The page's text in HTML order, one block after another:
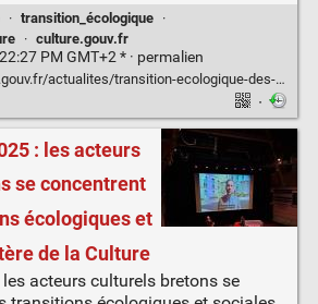
· transition_écologique ·
· culture.gouv.fr
PM GMT+2 * · permalien
transition-ecologique-des-avancees-dans-le-secteur-culturel
·
: les acteurs
se concentrent
écologiques et
de la Culture
les acteurs culturels bretons se